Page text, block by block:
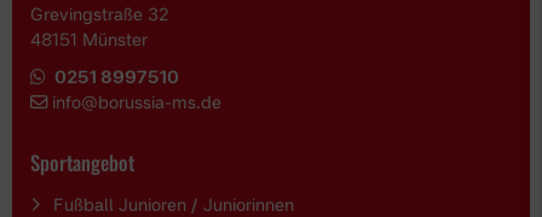
Grevingstraße 32
48151 Münster
0251 8997510
info@borussia-ms.de
Sportangebot
Fußball Junioren / Juniorinnen